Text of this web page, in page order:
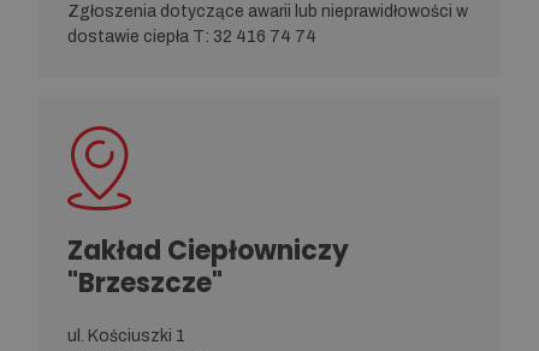
Zgłoszenia dotyczące awarii lub nieprawidłowości w
dostawie ciepła T: 32 416 74 74
Zakład Ciepłowniczy
"Brzeszcze"
ul. Kościuszki 1